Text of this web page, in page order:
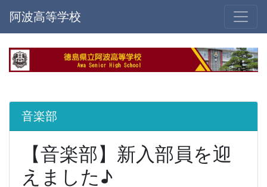
阿波高等学校
音楽部
【音楽部】新入部員を迎
えました♪